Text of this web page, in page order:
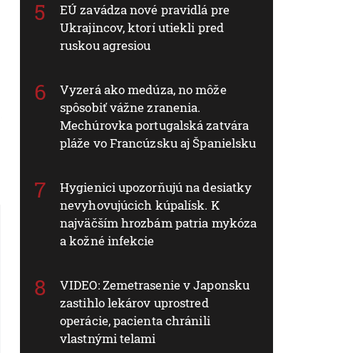
EÚ zavádza nové pravidlá pre
Ukrajincov, ktorí utiekli pred
ruskou agresiou
Vyzerá ako medúza, no môže
spôsobiť vážne zranenia.
Mechúrovka portugalská zatvára
pláže vo Francúzsku aj Španielsku
Hygienici upozorňujú na desiatky
nevyhovujúcich kúpalísk. K
najväčším hrozbám patria mykóza
a kožné infekcie
VIDEO: Zemetrasenie v Japonsku
zastihlo lekárov uprostred
operácie, pacienta chránili
vlastnými telami